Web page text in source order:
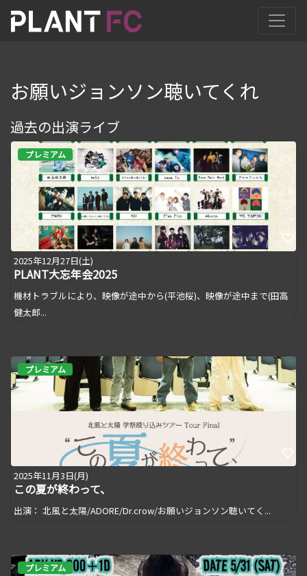
お願いジョンソン聴いてくれ
過去の出演ライブ
プレミアム
2025年12月27日(土)
PLANT大忘年会2025
機材トラブルにより、映像が途中から(平池桜)、映像が途中まで(田高
健太郎...
プレミアム
2025年11月3日(月)
この夏が終わって、
出演： 北風と太陽/ADORE/Dr.crow/お願いジョンソン聴いてく...
プレミアム